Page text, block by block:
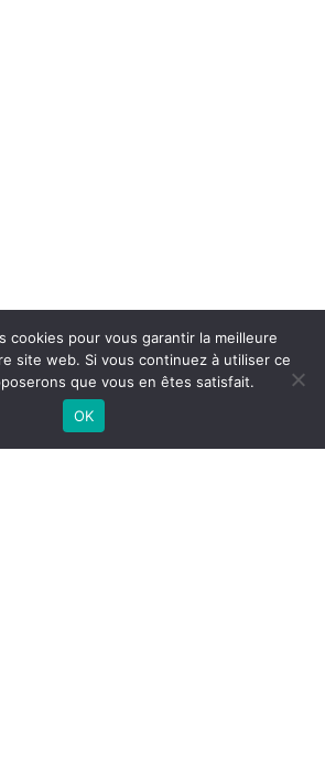
cookies pour vous garantir la meilleure
site web. Si vous continuez à utiliser ce
que vous en êtes satisfait.
OK